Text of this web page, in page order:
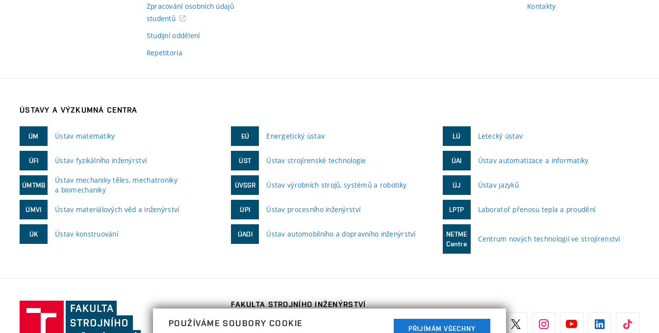
Zpracování osobních údajů
studentů
Studijní oddělení
Repetitoria
Kontakty
ÚSTAVY A VÝZKUMNÁ CENTRA
ÚM Ústav matematiky
ÚFI Ústav fyzikálního inženýrství
ÚMTMB
Ústav mechaniky těles, mechatroniky
a biomechaniky
ÚMVI Ústav materiálových věd a inženýrství
ÚK Ústav konstruování
EÚ Energetický ústav
ÚST Ústav strojírenské technologie
ÚVSSR Ústav výrobních strojů, systémů a robotiky
ÚPI Ústav procesního inženýrství
ÚADI Ústav automobilního a dopravního inženýrství
LÚ Letecký ústav
ÚAI Ústav automatizace a informatiky
ÚJ Ústav jazyků
LPTP Laboratoř přenosu tepla a proudění
NETME
Centre
Centrum nových technologií ve strojírenství
Fakulta
inženýrství,
FAKULTA STROJNÍHO INŽENÝRSTVÍ
Technická 2896/2
POUŽÍVÁME SOUBORY COOKIE
PŘIJÍMÁM VŠECHNY